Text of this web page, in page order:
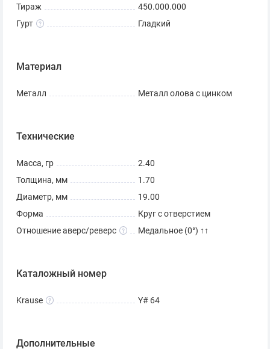
Тираж
450.000.000
Гурт
Гладкий
Материал
Металл Металл олова с цинком
Технические
Масса, гр
2.40
Толщина, мм
1.70
Диаметр, мм
19.00
Форма
Круг с отверстием
Отношение аверс/реверс
Медальное (0°) ↑↑
Каталожный номер
Krause Y# 64
Дополнительные